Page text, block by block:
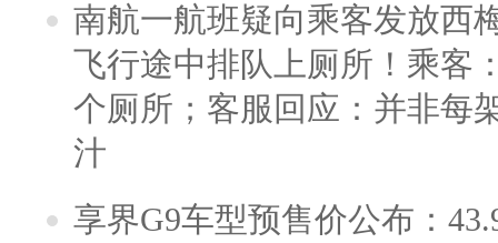
南航一航班疑向乘客发放西
飞行途中排队上厕所！乘客
个厕所；客服回应：并非每
汁
享界G9车型预售价公布：